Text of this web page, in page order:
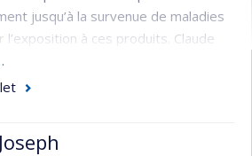
jusqu’à la survenue de maladies
l’exposition à ces produits. Claude
aussi sur le continuum
impliqués. D’abord, les polluants
débarrasser en les excrétant sous